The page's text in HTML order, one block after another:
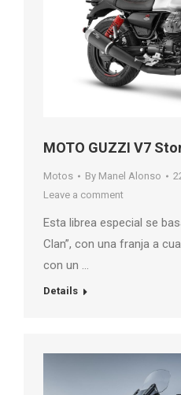
MOTO GUZZI V7
Motos By Manel Alonso
Leave a comment
Esta librea especial se
Clan”, con una franja a
con un …
Details